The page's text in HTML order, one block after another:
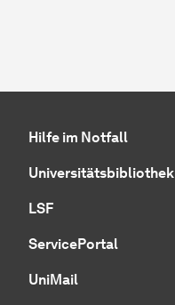
Hilfe im Notfall
Universitätsbibliothek
LSF
ServicePortal
UniMail